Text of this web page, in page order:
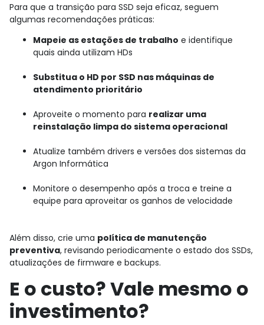
Para que a transição para SSD seja eficaz, seguem
algumas recomendações práticas:
Mapeie as estações de trabalho e identifique
quais ainda utilizam HDs
Substitua o HD por SSD nas máquinas de
atendimento prioritário
Aproveite o momento para realizar uma
reinstalação limpa do sistema operacional
Atualize também drivers e versões dos sistemas da
Argon Informática
Monitore o desempenho após a troca e treine a
equipe para aproveitar os ganhos de velocidade
Além disso, crie uma política de manutenção
preventiva, revisando periodicamente o estado dos SSDs,
atualizações de firmware e backups.
E o custo? Vale mesmo o
investimento?